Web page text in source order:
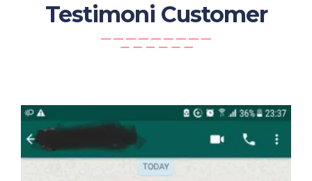
Testimoni Customer